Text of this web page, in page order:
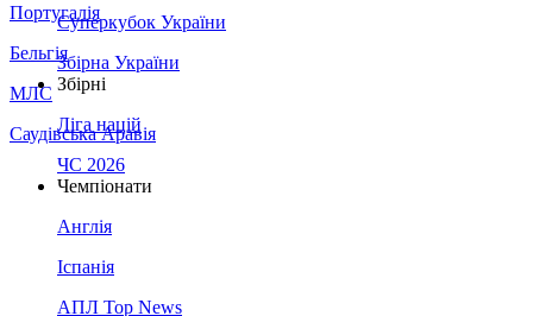
Португалія
Бельгія
МЛС
Саудівська Аравія
Суперкубок України
Збірна України
Збірні
Ліга націй
ЧС 2026
Чемпіонати
Англія
Іспанія
АПЛ Top News